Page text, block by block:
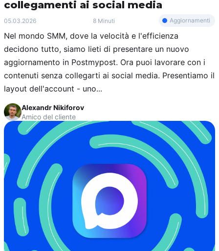
collegamenti ai social media
05.03.2026 8 Minuti Aggiornamenti
Nel mondo SMM, dove la velocità e l'efficienza
decidono tutto, siamo lieti di presentare un nuovo
aggiornamento in Postmypost. Ora puoi lavorare con i
contenuti senza collegarti ai social media. Presentiamo il
layout dell'account - uno...
Alexandr Nikiforov
Amico del cliente